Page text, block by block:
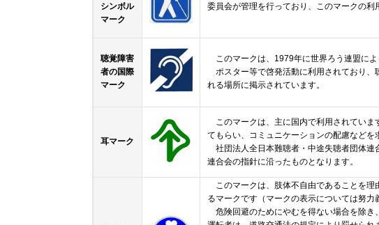
シンボル
マーク
委員会が管理を行っており、このマークの利
聴覚障害
者の国際
マーク
このマークは、1979年に世界ろう連盟によ
ポスター等で啓発活動に利用されており、
れる場所に掲示されています。
耳マーク
このマークは、主に国内で利用されていま
てもらい、コミュニケーションの配慮などを
社団法人全日本難聴者・中途失聴者団体連
連合会の指針に沿ったものとなります。
このマークは、肢体不自由であることを理
るマークです（マークの表示については努力
危険回避のためにやむを得ない場合を除き